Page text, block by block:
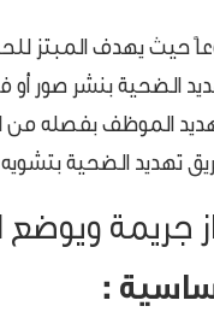
جريمة ويوضع
: